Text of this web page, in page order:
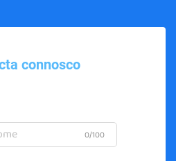
connosco
0/100